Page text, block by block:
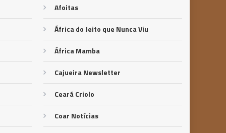
Afoitas
África do Jeito que Nunca Viu
África Mamba
Cajueira Newsletter
Ceará Criolo
Coar Notícias